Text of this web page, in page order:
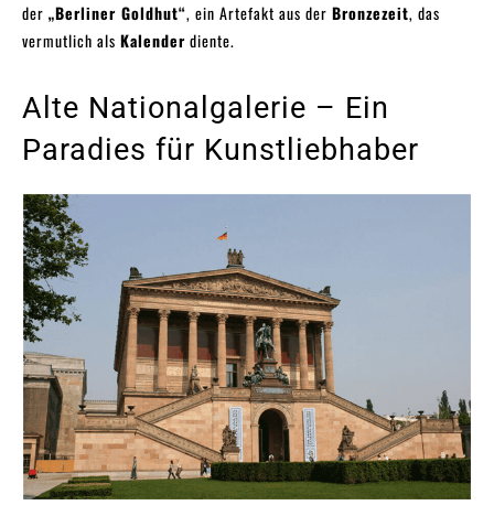
der „Berliner Goldhut“, ein Artefakt aus der Bronzezeit, das
vermutlich als Kalenderdiente.
Alte Nationalgalerie – Ein
Paradies für Kunstliebhaber